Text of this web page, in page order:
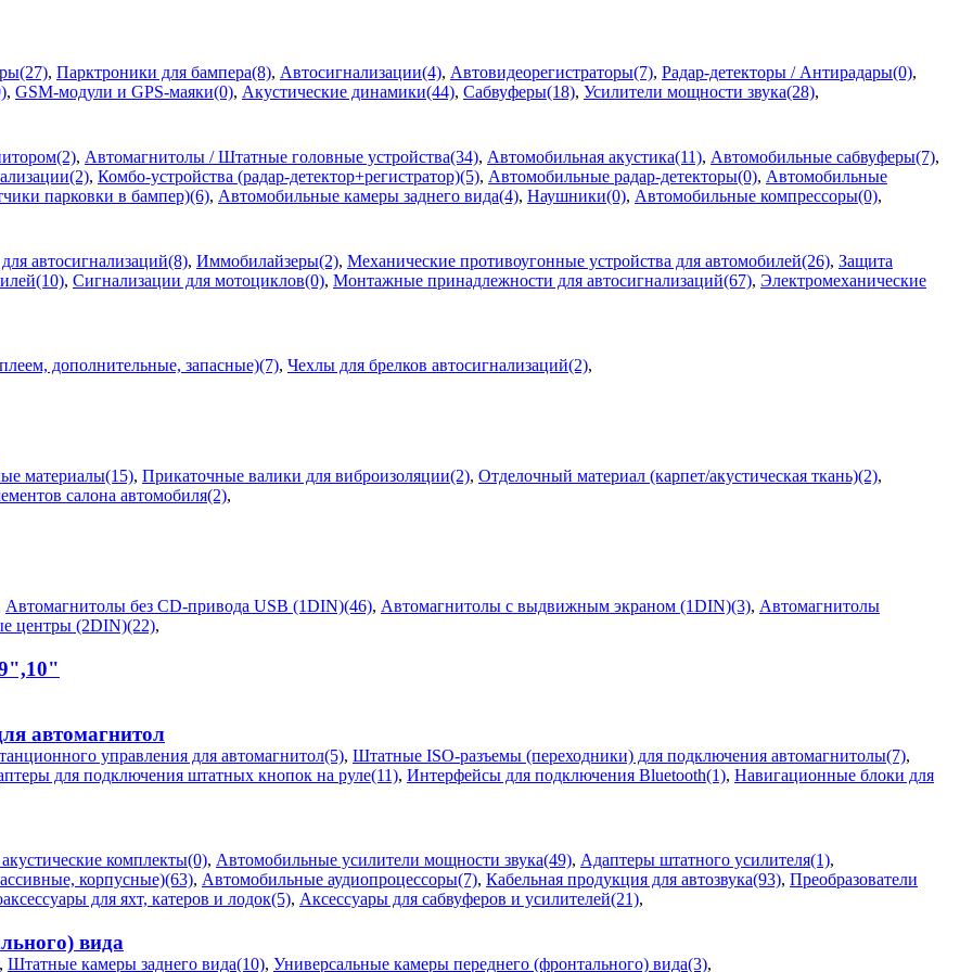
, Парктроники для бампера(8), Автосигнализации(4), Автовидеорегистраторы(7), Радар-детекторы / Антирадары(0),
, GSM-модули и GPS-маяки(0), Акустические динамики(44), Сабвуферы(18), Усилители мощности звука(28),
, Автомагнитолы / Штатные головные устройства(34), Автомобильная акустика(11), Автомобильные сабвуферы(7),
, Комбо-устройства (радар-детектор+регистратор)(5), Автомобильные радар-детекторы(0), Автомобильные
парковки в бампер)(6), Автомобильные камеры заднего вида(4), Наушники(0), Автомобильные компрессоры(0),
автосигнализаций(8), Иммобилайзеры(2), Механические противоугонные устройства для автомобилей(26), Защита
, Сигнализации для мотоциклов(0), Монтажные принадлежности для автосигнализаций(67), Электромеханические
дополнительные, запасные)(7), Чехлы для брелков автосигнализаций(2),
материалы(15), Прикаточные валики для виброизоляции(2), Отделочный материал (карпет/акустическая ткань)(2),
салона автомобиля(2),
Автомагнитолы без CD-привода USB (1DIN)(46), Автомагнитолы с выдвижным экраном (1DIN)(3), Автомагнитолы
центры (2DIN)(22),
автомагнитол
управления для автомагнитол(5), Штатные ISO-разъемы (переходники) для подключения автомагнитолы(7),
для подключения штатных кнопок на руле(11), Интерфейсы для подключения Bluetooth(1), Навигационные блоки для
комплекты(0), Автомобильные усилители мощности звука(49), Адаптеры штатного усилителя(1),
корпусные)(63), Автомобильные аудиопроцессоры(7), Кабельная продукция для автозвука(93), Преобразователи
для яхт, катеров и лодок(5), Аксессуары для сабвуферов и усилителей(21),
вида
, Штатные камеры заднего вида(10), Универсальные камеры переднего (фронтального) вида(3),